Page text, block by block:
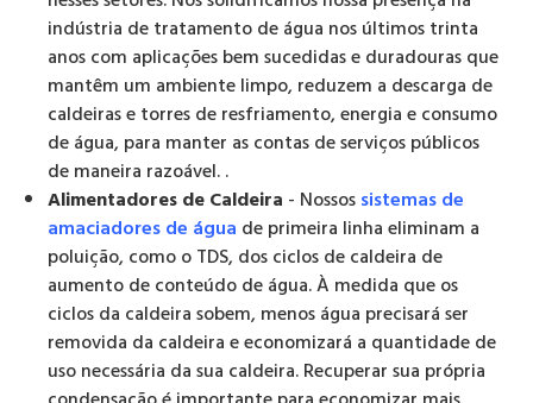
indústria de tratamento de água nos últimos trinta
anos com aplicações bem sucedidas e duradouras que
mantêm um ambiente limpo, reduzem a descarga de
caldeiras e torres de resfriamento, energia e consumo
de água, para manter as contas de serviços públicos
de maneira razoável. .
Alimentadores de Caldeira - Nossossistemas de
amaciadores de água de primeira linha eliminam a
poluição, como o TDS, dos ciclos de caldeira de
aumento de conteúdo de água. À medida que os
ciclos da caldeira sobem, menos água precisará ser
removida da caldeira e economizará a quantidade de
uso necessária da sua caldeira. Recuperar sua própria